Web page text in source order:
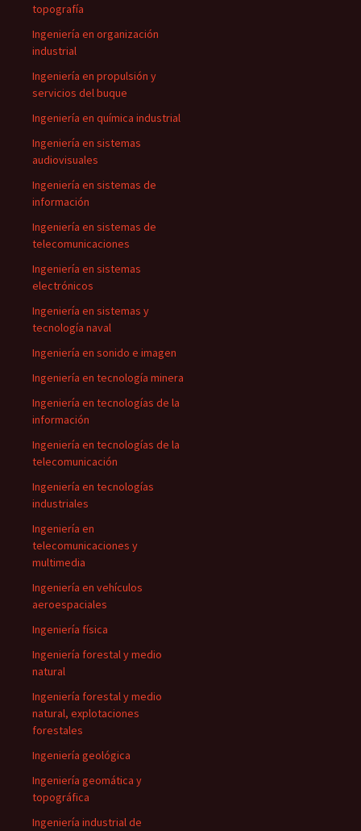
topografía
Ingeniería en organización
industrial
Ingeniería en propulsión y
servicios del buque
Ingeniería en química industrial
Ingeniería en sistemas
audiovisuales
Ingeniería en sistemas de
información
Ingeniería en sistemas de
telecomunicaciones
Ingeniería en sistemas
electrónicos
Ingeniería en sistemas y
tecnología naval
Ingeniería en sonido e imagen
Ingeniería en tecnología minera
Ingeniería en tecnologías de la
información
Ingeniería en tecnologías de la
telecomunicación
Ingeniería en tecnologías
industriales
Ingeniería en
telecomunicaciones y
multimedia
Ingeniería en vehículos
aeroespaciales
Ingeniería física
Ingeniería forestal y medio
natural
Ingeniería forestal y medio
natural, explotaciones
forestales
Ingeniería geológica
Ingeniería geomática y
topográfica
Ingeniería industrial de